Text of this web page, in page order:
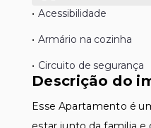
• Acessibilidade
• Armário na cozinha
• Circuito de segurança
Descrição do
Esse Apartamento é